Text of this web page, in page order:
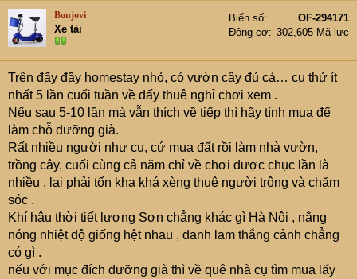
t
i
o
n
s
:
Bonjovi
Xe tải
Biển số
OF-294171
Động cơ
302,605 Mã lực
Trên đấy đầy homestay nhỏ, có vườn cây đủ cả… cụ thử ít
nhất 5 lần cuối tuần về đấy thuê nghỉ chơi xem .
Nếu sau 5-10 lần mà vẫn thích về tiếp thì hãy tính mua để
làm chỗ dưỡng già.
Rất nhiều người như cụ, cứ mua đất rồi làm nhà vườn,
trồng cây, cuối cùng cả năm chỉ về chơi được chục lần là
nhiều , lại phải tốn kha khá xèng thuê người trông và chăm
sóc .
Khí hậu thời tiết lương Sơn chẳng khác gì Hà Nội , nắng
nóng nhiệt độ giống hệt nhau , danh lam thắng cảnh chẳng
có gì .
nếu với mục đích dưỡng già thì về quê nhà cụ tìm mua lấy